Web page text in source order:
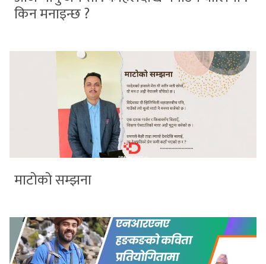
किन मनाइन्छ ?
माटोको सम्झना